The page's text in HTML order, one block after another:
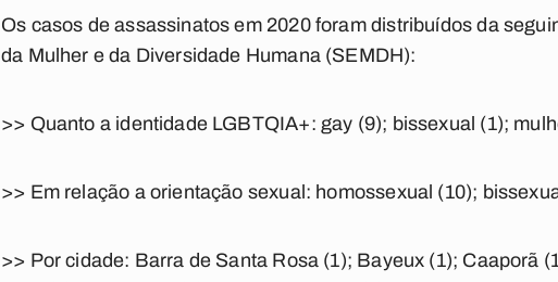
Os casos de assassinatos em 2020 foram distribuídos da
da Mulher e da Diversidade Humana (SEMDH):
>> Quanto a identidade LGBTQIA+: gay (9); bissexual (1);
>> Em relação a orientação sexual: homossexual (10);
>> Por cidade: Barra de Santa Rosa (1); Bayeux (1); Caaporã